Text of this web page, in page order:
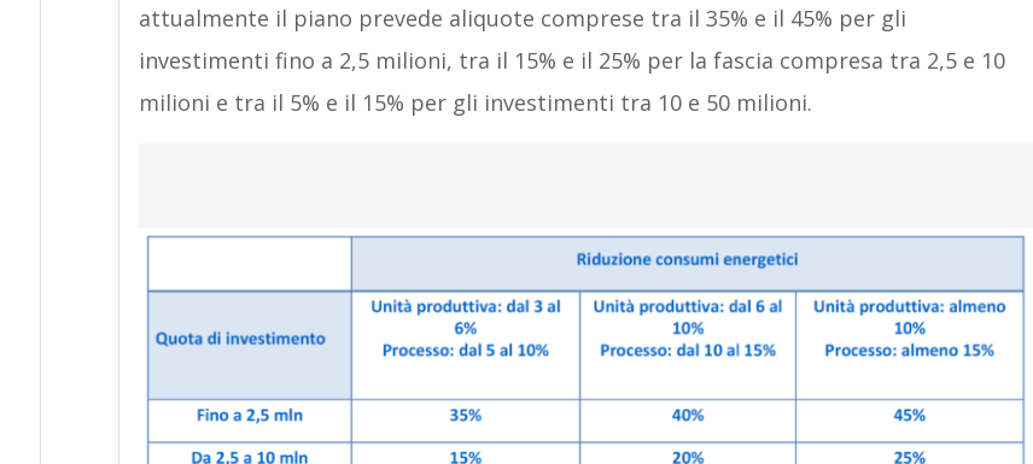
attualmente il piano prevede aliquote comprese tra il 35% e il 45% per gli
investimenti fino a 2,5 milioni, tra il 15% e il 25% per la fascia compresa tra 2,5 e 10
milioni e tra il 5% e il 15% per gli investimenti tra 10 e 50 milioni.